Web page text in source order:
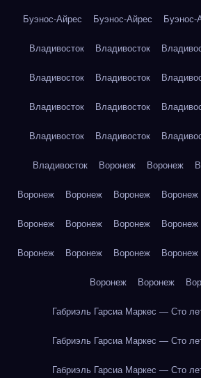
Буэнос-Айрес Буэнос-Айрес Буэнос-
Владивосток Владивосток
Владивосток Владивосток
Владивосток Владивосток
Владивосток Владивосток
Владивосток Воронеж Воронеж
Воронеж Воронеж Воронеж Воронеж
Воронеж Воронеж Воронеж Воронеж
Воронеж Воронеж Воронеж Воронеж
Воронеж Воронеж
Габриэль Гарсиа Маркес — Сто
Габриэль Гарсиа Маркес — Сто
Габриэль Гарсиа Маркес — Сто